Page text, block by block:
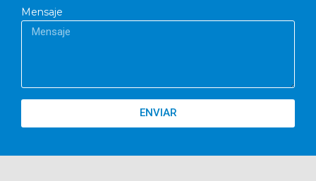
Mensaje
ENVIAR